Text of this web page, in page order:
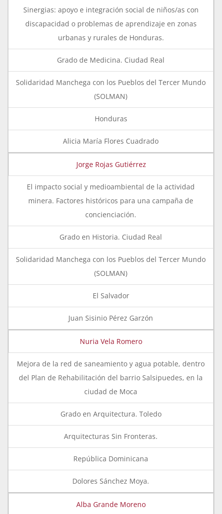
Sinergias: apoyo e integración social de niños/as con
discapacidad o problemas de aprendizaje en zonas
urbanas y rurales de Honduras.
Grado de Medicina. Ciudad Real
Solidaridad Manchega con los Pueblos del Tercer Mundo
(SOLMAN)
Honduras
Alicia María Flores Cuadrado
Jorge Rojas Gutiérrez
El impacto social y medioambiental de la actividad
minera. Factores históricos para una campaña de
concienciación.
Grado en Historia. Ciudad Real
Solidaridad Manchega con los Pueblos del Tercer Mundo
(SOLMAN)
El Salvador
Juan Sisinio Pérez Garzón
Nuria Vela Romero
Mejora de la red de saneamiento y agua potable, dentro
del Plan de Rehabilitación del barrio Salsipuedes, en la
ciudad de Moca
Grado en Arquitectura. Toledo
Arquitecturas Sin Fronteras.
República Dominicana
Dolores Sánchez Moya.
Alba Grande Moreno